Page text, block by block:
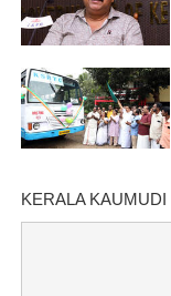
KERALA KAUMUDI